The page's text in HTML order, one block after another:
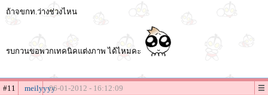
ถ้าจขกท.ว่างช่วงไหน
รบกวนขอพวกเทคนิคแต่งภาพ ได้ไหมคะ
#11 meilyyyy06-01-2012 - 16:12:09